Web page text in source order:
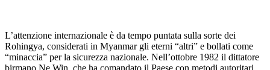
L’attenzione internazionale è da tempo puntata sulla sorte dei
Rohingya, considerati in Myanmar gli eterni “altri” e bollati come
“minaccia” per la sicurezza nazionale. Nell’ottobre 1982 il dittatore
birmano Ne Win, che ha comandato il Paese con metodi autoritari